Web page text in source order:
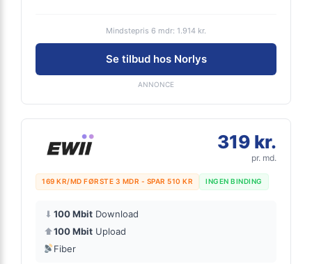
Mindstepris 6 mdr: 1.914 kr.
Se tilbud hos Norlys
ANNONCE
319 kr.
pr. md.
169 KR/MD FØRSTE 3 MDR - SPAR 510 KR INGEN BINDING
⬇ 100 Mbit Download
⬆100 Mbit Upload
Fiber